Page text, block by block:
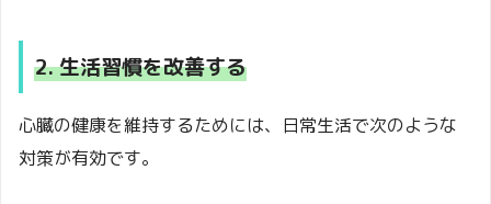
2. 生活習慣を改善する
心臓の健康を維持するためには、日常生活で次のような
対策が有効です。